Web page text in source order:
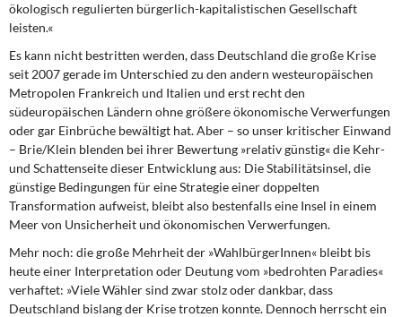
ökologisch regulierten bürgerlich-kapitalistischen Gesellschaft
leisten.«
Es kann nicht bestritten werden,dass Deutschland die große Krise
seit 2007 gerade im Unterschied zu den andern westeuropäischen
Metropolen Frankreich und Italien und erst recht den
südeuropäischen Ländern ohne größere ökonomische Verwerfungen
oder gar Einbrüche bewältigt hat. Aber – so unser kritischer Einwand
– Brie/Klein blenden bei ihrer Bewertung »relativ günstig« die Kehr-
und Schattenseite dieser Entwicklung aus: Die Stabilitätsinsel, die
günstige Bedingungen für eine Strategie einer doppelten
Transformation aufweist, bleibt also bestenfalls eine Insel in einem
Meer von Unsicherheit und ökonomischen Verwerfungen.
Mehr noch: die große Mehrheit der »WahlbürgerInnen« bleibt bis
heute einer Interpretation oder Deutung vom »bedrohten Paradies«
verhaftet: »Viele Wähler sind zwar stolz oder dankbar, dass
Deutschland bislang der Krise trotzen konnte. Dennoch herrscht ein